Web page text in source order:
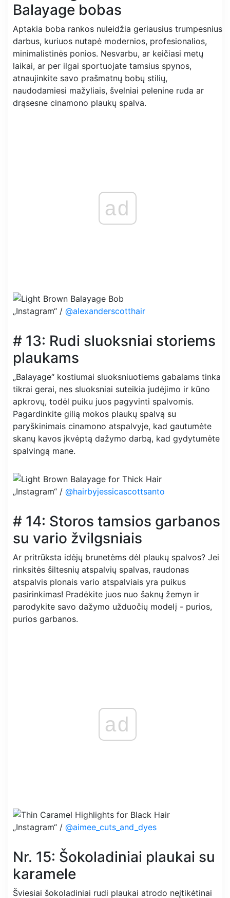
Balayage bobas
Aptakia boba rankos nuleidžia geriausius trumpesnius
darbus, kuriuos nutapė modernios, profesionalios,
minimalistinės ponios. Nesvarbu, ar keičiasi metų
laikai, ar per ilgai sportuojate tamsius spynos,
atnaujinkite savo prašmatnų bobų stilių,
naudodamiesi mažyliais, švelniai pelenine ruda ar
drąsesne cinamono plaukų spalva.
ad
„Instagram“ / @alexanderscotthair
# 13: Rudi sluoksniai storiems
plaukams
„Balayage“ kostiumai sluoksniuotiems gabalams tinka
tikrai gerai, nes sluoksniai suteikia judėjimo ir kūno
apkrovų, todėl puiku juos pagyvinti spalvomis.
Pagardinkite gilią mokos plaukų spalvą su
paryškinimais cinamono atspalvyje, kad gautumėte
skanų kavos įkvėptą dažymo darbą, kad gydytumėte
spalvingą mane.
„Instagram“ / @hairbyjessicascottsanto
# 14: Storos tamsios garbanos
su vario žvilgsniais
Ar pritrūksta idėjų brunetėms dėl plaukų spalvos? Jei
rinksitės šiltesnių atspalvių spalvas, raudonas
atspalvis plonais vario atspalviais yra puikus
pasirinkimas! Pradėkite juos nuo šaknų žemyn ir
parodykite savo dažymo užduočių modelį - purios,
purios garbanos.
ad
„Instagram“ / @aimee_cuts_and_dyes
Nr. 15: Šokoladiniai plaukai su
karamele
Šviesiai šokoladiniai rudi plaukai atrodo neįtikėtinai